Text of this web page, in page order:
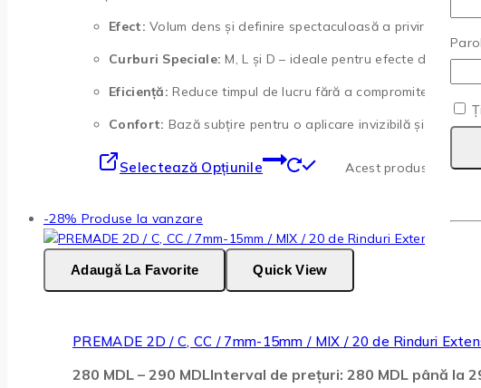
Efect: Volum dens și definire spectaculoasă a privirii.
Curburi Speciale: M, L și D – ideale pentru efecte de tip
Eficiență: Reduce timpul de lucru fără a compromite precizia.
Confort: Bază subțire pentru o aplicare invizibilă și
Selectează Opțiunile Acest produs are
-28% Produse la vanzare
Adaugă La Favorite Quick View
PREMADE 2D / C, CC / 7mm-15mm / MIX / 20 de Rinduri
280 MDL – 290 MDLInterval de prețuri: 280 MDL până la